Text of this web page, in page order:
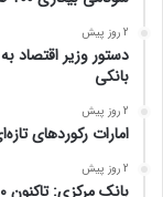
2 روز پیش
دستور وزیر اقتصاد
بانکی
2 روز پیش
امارات رکورد‌های
2 روز پیش
بانک مرکزی: تاکنون ۹۰ میلیون کیف پول برای ایرانیان ساخته شده است